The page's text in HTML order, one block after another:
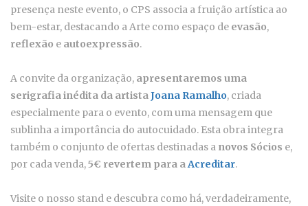
presença neste evento, o CPS associa a fruição artística ao
bem-estar, destacando a Arte como espaço de evasão,
reflexão e autoexpressão.
A convite da organização, apresentaremos uma
serigrafia inédita da artistaJoana Ramalho, criada
especialmente para o evento, com uma mensagem que
sublinha a importância do autocuidado. Esta obra integra
também o conjunto de ofertas destinadas a novos Sócios e,
por cada venda,5€ revertem para aAcreditar.
Visite o nosso stand e descubra como há, verdadeiramente,